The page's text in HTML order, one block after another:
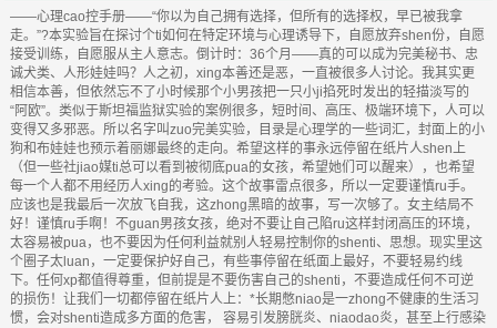
——心理cao控手册——“你以为自己拥有选择，但所有的选择权，早已被我拿
走。”?本实验旨在探讨个ti如何在特定环境与心理诱导下，自愿放弃shen份，自愿
接受训练，自愿服从主人意志。倒计时：36个月——真的可以成为完美秘书、忠
诚犬类、人形娃娃吗？人之初，xing本善还是恶，一直被很多人讨论。我其实更
相信本善，但依然忘不了小时候那个小男孩把一只小ji掐死时发出的轻描淡写的
“阿欧”。类似于斯坦福监狱实验的案例很多，短时间、高压、极端环境下，人可以
变得又多邪恶。所以名字叫zuo完美实验，目录是心理学的一些词汇，封面上的小
狗和布娃娃也预示着丽娜最终的走向。希望这样的事永远停留在纸片人shen上
（但一些社jiao媒ti总可以看到被彻底pua的女孩，希望她们可以醒来），也希望
每一个人都不用经历人xing的考验。这个故事雷点很多，所以一定要谨慎ru手。
应该也是我最后一次放飞自我，这zhong黑暗的故事，写一次够了。女主结局不
好！谨慎ru手啊！不guan男孩女孩，绝对不要让自己陷ru这样封闭高压的环境，
太容易被pua，也不要因为任何利益就别人轻易控制你的shenti、思想。现实里这
个圈子太luan，一定要保护好自己，有些事停留在纸面上最好，不要轻易约线
下。任何xp都值得尊重，但前提是不要伤害自己的shenti，不要造成任何不可逆
的损伤！让我们一切都停留在纸片人上：*长期憋niao是一zhong不健康的生活习
惯，会对shenti造成多方面的危害， 容易引发膀胱炎、niaodao炎，甚至上行感染